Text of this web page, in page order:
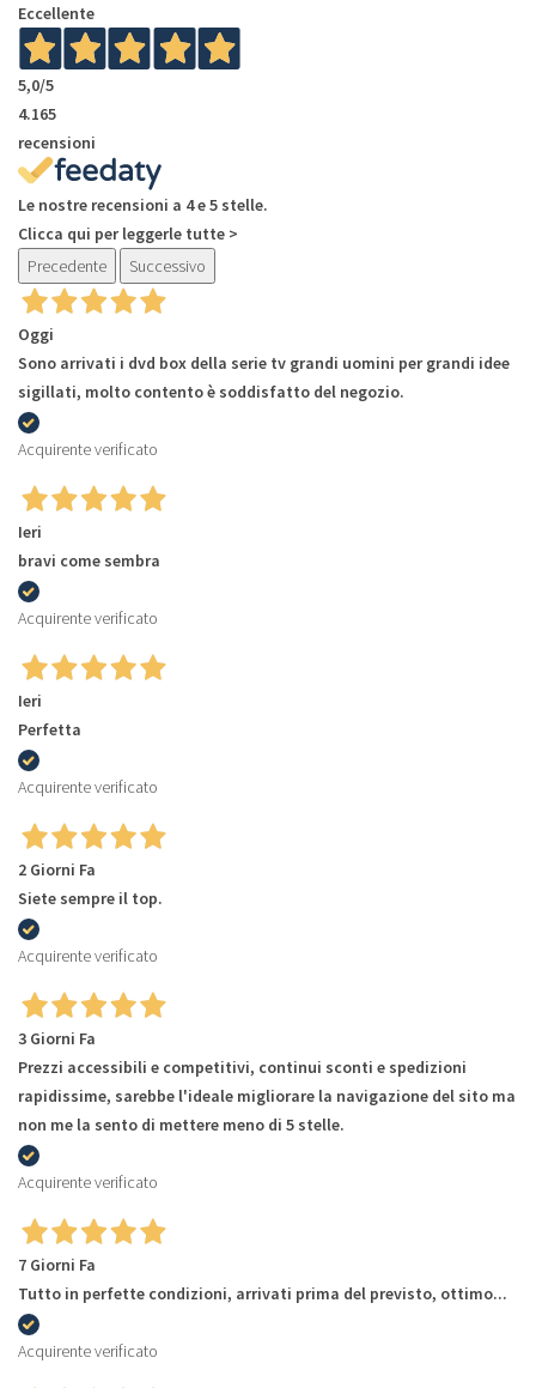
Eccellente
5,0/5
4.165
recensioni
Le nostre recensioni a 4 e 5 stelle.
Clicca qui per leggerle tutte >
Precedente
Successivo
Oggi
Sono arrivati i dvd box della serie tv grandi uomini per grandi idee
sigillati, molto contento è soddisfatto del negozio.
Acquirente verificato
Ieri
bravi come sembra
Acquirente verificato
Ieri
Perfetta
Acquirente verificato
2 Giorni Fa
Siete sempre il top.
Acquirente verificato
3 Giorni Fa
Prezzi accessibili e competitivi, continui sconti e spedizioni
rapidissime, sarebbe l'ideale migliorare la navigazione del sito ma
non me la sento di mettere meno di 5 stelle.
Acquirente verificato
7 Giorni Fa
Tutto in perfette condizioni, arrivati prima del previsto, ottimo...
Acquirente verificato